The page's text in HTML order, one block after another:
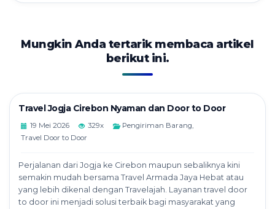
Mungkin Anda tertarik membaca artikel
berikut ini.
Travel Jogja Cirebon Nyaman dan Door to Door
19 Mei 2026 329x Pengiriman Barang,
Travel Door to Door
Perjalanan dari Jogja ke Cirebon maupun sebaliknya kini
semakin mudah bersama Travel Armada Jaya Hebat atau
yang lebih dikenal dengan Travelajah. Layanan travel door
to door ini menjadi solusi terbaik bagi masyarakat yang